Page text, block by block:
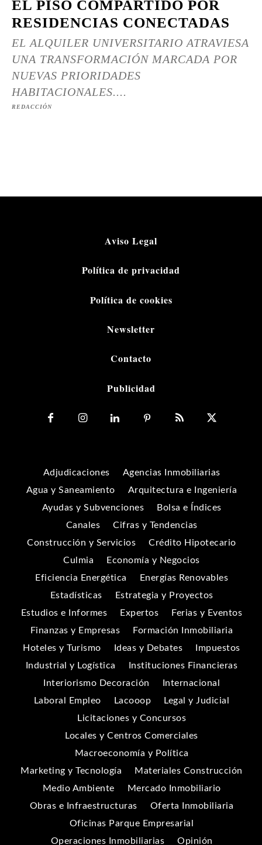
EL PISO COMPARTIDO POR
RESIDENCIAS CONECTADAS
EL ALQUILER UNIVERSITARIO ATRAVIESA
UNA TRANSFORMACIÓN MARCADA POR
NUEVAS PRIORIDADES
HABITACIONALES....
REDACCIÓN
Aviso Legal
Política de privacidad
Política de cookies
Newsletter
Contacto
Publicidad
Adjudicaciones
Agencias Inmobiliarias
Agua y Saneamiento
Arquitectura e Ingeniería
Ayudas y Subvenciones
Bolsa e Índices
Canales
Cifras y Tendencias
Construcción y Servicios
Crédito Hipotecario
Culmia
Economía y Negocios
Eficiencia Energética
Energías Renovables
Estadísticas
Estrategia y Proyectos
Estudios e Informes
Expertos
Ferias y Eventos
Finanzas y Empresas
Formación Inmobiliaria
Hoteles y Turismo
Ideas y Debates
Impuestos
Industrial y Logística
Instituciones Financieras
Interiorismo Decoración
Internacional
Laboral Empleo
Lacooop
Legal y Judicial
Licitaciones y Concursos
Locales y Centros Comerciales
Macroeconomía y Política
Marketing y Tecnología
Materiales Construcción
Medio Ambiente
Mercado Inmobiliario
Obras e Infraestructuras
Oferta Inmobiliaria
Oficinas Parque Empresarial
Operaciones Inmobiliarias
Opinión